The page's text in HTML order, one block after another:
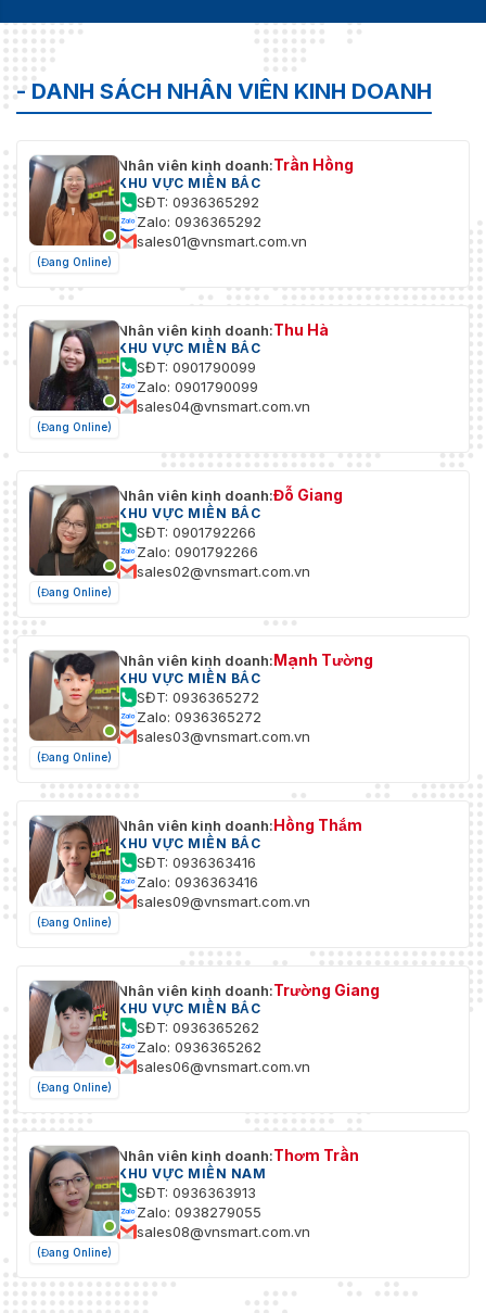
- DANH SÁCH NHÂN VIÊN KINH DOANH
(Đang Online)
Nhân viên kinh doanh:Trần Hồng
KHU VỰC MIỀN BẮC
SĐT: 0936365292
Zalo: 0936365292
sales01@vnsmart.com.vn
(Đang Online)
Nhân viên kinh doanh:Thu Hà
KHU VỰC MIỀN BẮC
SĐT: 0901790099
Zalo: 0901790099
sales04@vnsmart.com.vn
(Đang Online)
Nhân viên kinh doanh:Đỗ Giang
KHU VỰC MIỀN BẮC
SĐT: 0901792266
Zalo: 0901792266
sales02@vnsmart.com.vn
(Đang Online)
Nhân viên kinh doanh:Mạnh Tường
KHU VỰC MIỀN BẮC
SĐT: 0936365272
Zalo: 0936365272
sales03@vnsmart.com.vn
(Đang Online)
Nhân viên kinh doanh:Hồng Thắm
KHU VỰC MIỀN BẮC
SĐT: 0936363416
Zalo: 0936363416
sales09@vnsmart.com.vn
(Đang Online)
Nhân viên kinh doanh:Trường Giang
KHU VỰC MIỀN BẮC
SĐT: 0936365262
Zalo: 0936365262
sales06@vnsmart.com.vn
(Đang Online)
Nhân viên kinh doanh:Thơm Trần
KHU VỰC MIỀN NAM
SĐT: 0936363913
Zalo: 0938279055
sales08@vnsmart.com.vn